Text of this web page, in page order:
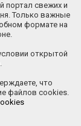
портал свежих и
Только важные
формате на
открытой
что
файлов cookies.